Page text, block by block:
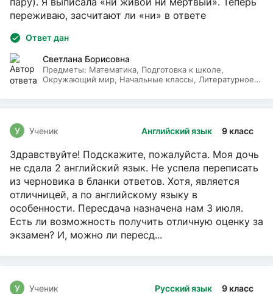
переживаю, засчитают ли «ни» в ответе
Ответ дан
Светлана Борисовна
Предметы: Математика, Подготовка к школе,
Окружающий мир, Начальные классы, Литературное
Английский язык 9 класс
У Ученик
Здравствуйте! Подскажите, пожалуйста. Моя дочь
не сдала 2 английский язык. Не успела переписать
из черновика в бланки ответов. Хотя, является
отличницей, а по английскому языку в
особенности. Пересдача назначена нам 3 июля.
Есть ли возможность получить отличную оценку за
экзамен? И, можно ли пересд...
Русский язык 9 класс
У Ученик